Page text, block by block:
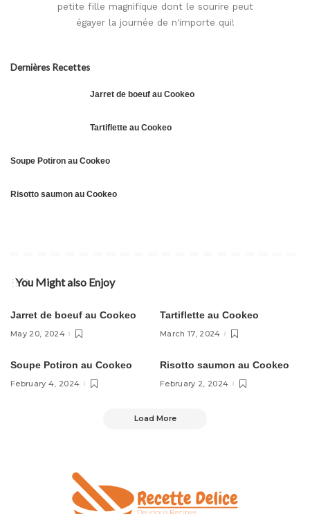
petite fille magnifique dont le sourire peut
égayer la journée de n'importe qui!
Dernières Recettes
Jarret de boeuf au Cookeo
Tartiflette au Cookeo
Soupe Potiron au Cookeo
Risotto saumon au Cookeo
You Might also Enjoy
Cookeo Recettes
Jarret de boeuf au Cookeo
May 20, 2024
Tartiflette au Cookeo
March 17, 2024
Soupe Potiron au Cookeo
February 4, 2024
Risotto saumon au Cookeo
February 2, 2024
Load More